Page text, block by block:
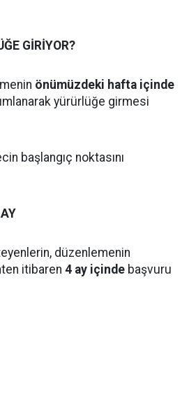
GİRİYOR?
önümüzdeki hafta içinde
yürürlüğe girmesi
başlangıç noktasını
düzenlemenin
itibaren 4 ay içinde başvuru